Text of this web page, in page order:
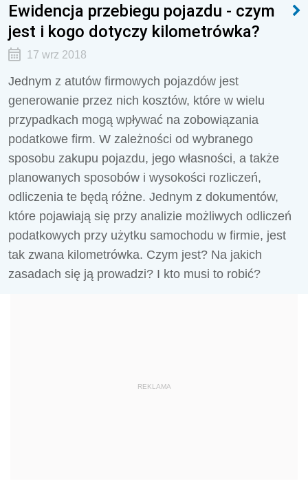
Ewidencja przebiegu pojazdu - czym
jest i kogo dotyczy kilometrówka?
17 wrz 2018
Jednym z atutów firmowych pojazdów jest
generowanie przez nich kosztów, które w wielu
przypadkach mogą wpływać na zobowiązania
podatkowe firm. W zależności od wybranego
sposobu zakupu pojazdu, jego własności, a także
planowanych sposobów i wysokości rozliczeń,
odliczenia te będą różne. Jednym z dokumentów,
które pojawiają się przy analizie możliwych odliczeń
podatkowych przy użytku samochodu w firmie, jest
tak zwana kilometrówka. Czym jest? Na jakich
zasadach się ją prowadzi? I kto musi to robić?
REKLAMA